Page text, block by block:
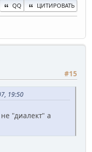
QQ ЦИТИРОВАТЬ
#15
19:50
"диалект" а